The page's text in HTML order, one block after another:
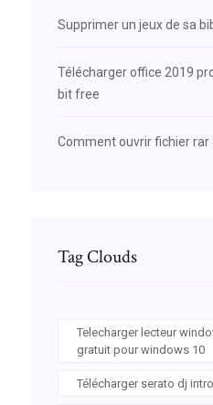
Supprimer un jeux de sa
Télécharger office 2019
bit free
Comment ouvrir fichier rar
Tag Clouds
Telecharger lecteur
gratuit pour windows 10
Télécharger serato dj